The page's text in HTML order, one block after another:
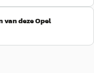
van deze Opel